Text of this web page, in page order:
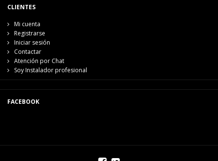
CLIENTES
Mi cuenta
Registrarse
Iniciar sesión
Contactar
Atención por Chat
Soy Instalador profesional
FACEBOOK